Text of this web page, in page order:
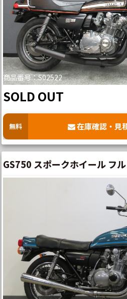
商品番号：S02522
SOLD OUT
無料 在庫確認・見
GS750 スポークホイール フ